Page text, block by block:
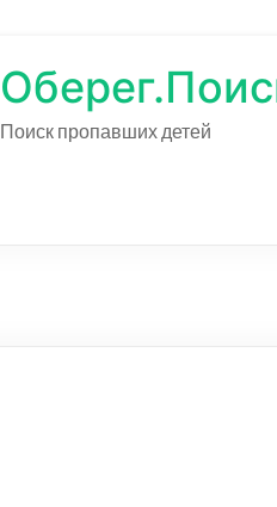
Поиск пропавших детей